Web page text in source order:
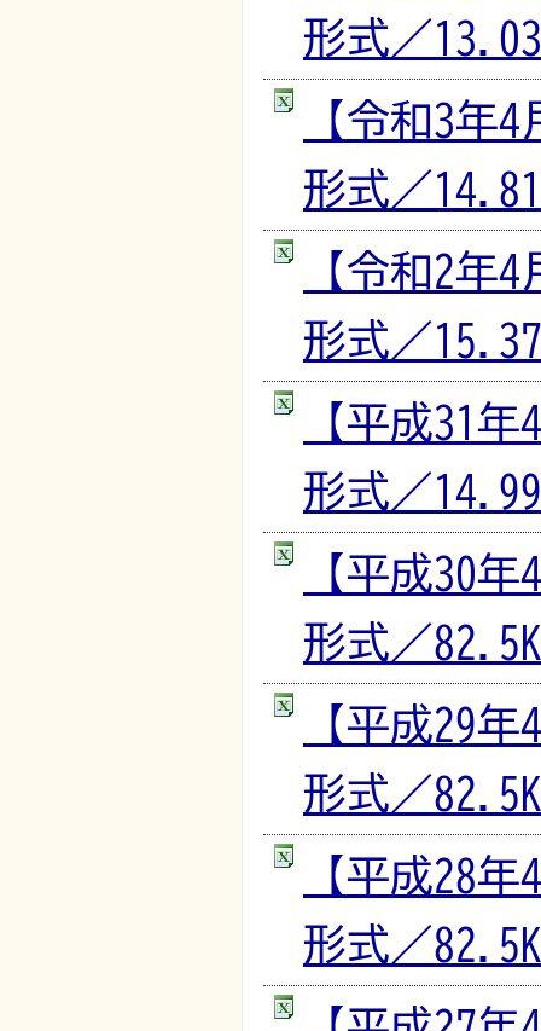
形式／
【令和3年
形式／
【令和2年
形式／
【平成31
形式／
【平成30
形式／
【平成29
形式／
【平成28
形式／